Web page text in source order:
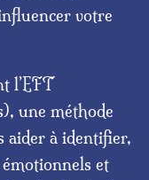
votre
l’EFT
une méthode
aider à identifier,
et